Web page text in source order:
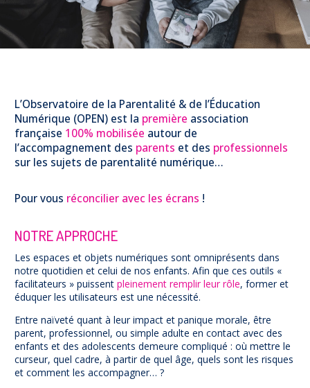
Pari Risqué : Prévenir l’addiction aux jeux d’argent en
L’Observatoire de la Parentalité & de l’Éducation
Numérique (OPEN) est la première association
française 100% mobilisée autour de
l’accompagnement des parents et des professionnels
sur les sujets de parentalité numérique…
Pour vous réconcilier avec les écrans !
NOTRE APPROCHE​​
Les espaces et objets numériques sont omniprésents dans
notre quotidien et celui de nos enfants. Afin que ces outils «
facilitateurs » puissent pleinement remplir leur rôle, former et
éduquer les utilisateurs est une nécessité.
Entre naïveté quant à leur impact et panique morale, être
parent, professionnel, ou simple adulte en contact avec des
enfants et des adolescents demeure compliqué : où mettre le
curseur, quel cadre, à partir de quel âge, quels sont les risques
et comment les accompagner… ?